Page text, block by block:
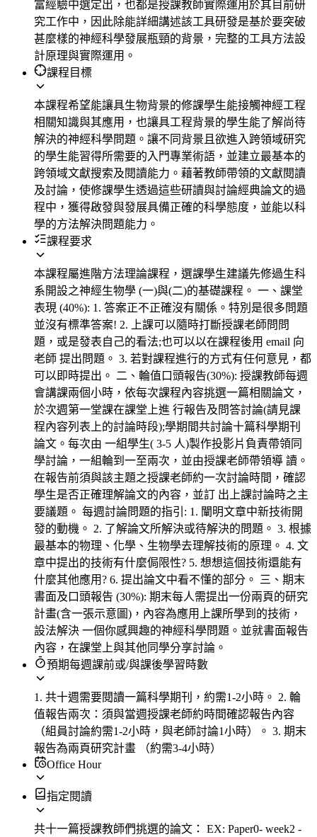
富經驗中選定出，也都是授課教師實際運用於其目前研
究工作中，因此除能詳細講述該工具研發是基於要突破
甚麼樣的神經科學發展瓶頸的背景，完整的工具方法設
計原理與實際運用。
課程目標
本課程希望能讓具生物背景的修課學生能接觸神經工程
相關知識與其應用，也讓具工程背景的學生能了解尚待
解決的神經科學問題。讓不同背景且欲進入跨領域研究
的學生能習得所需要的入門專業術語，並建立最基本的
跨領域文獻搜索及閱讀能力。藉著教師帶領的文獻閱讀
及討論，使修課學生透過這些研讀與討論經典論文的過
程中，獲得啟發與發展具備正確的科學態度，並能以科
學的方法解決問題能力。
課程要求
本課程屬進階方法理論課程，選課學生建議先修過生科
系開設之神經生物學 (一)與(二)的基礎課程。 一、課堂
表現 (40%): 1. 答案正不正確沒有關係。特別是很多問題
並沒有標準答案! 2. 上課可以隨時打斷授課老師問問
題，或是發表自己的看法;也可以以在課程後用 email 向
老師 提出問題。 3. 若對課程進行的方式有任何意見，都
可以即時提出。 二、輪值口頭報告(30%): 授課教師每週
會講課兩個小時，依每次課程內容挑選一篇相關論文，
於次週第一堂課在課堂上進 行報告及問答討論(請見課
程內容列表上的討論時段);學期間共討論十篇科學期刊
論文。每次由 一組學生( 3-5 人)製作投影片負責帶領同
學討論，一組輪到一至兩次，並由授課老師帶領導 讀。
在報告前須與該主題之授課老師約一次討論時間，確認
學生是否正確理解論文的內容，並訂 出上課討論時之主
要議題。 每週討論問題的指引: 1. 闡明文章中新技術開
發的動機。 2. 了解論文所解決或待解決的問題。 3. 根據
最基本的物理、化學、生物學去理解技術的原理。 4. 文
章中提出的技術有什麼侷限性? 5. 想想這個技術還能有
什麼其他應用? 6. 提出論文中看不懂的部分。 三、期末
書面及口頭報告 (30%): 期末每人需提出一份兩頁的研究
計畫(含一張示意圖)，內容為應用上課所學到的技術，
設法解決 一個你感興趣的神經科學問題。並就書面報告
內容，在課堂上與其他同學分享討論。
預期每週課前或/與課後學習時數
1. 共十週需要閱讀一篇科學期刊，約需1-2小時。 2. 輪
值報告兩次：須與當週授課老師約時間確認報告內容
（組員討論約需1-2小時，與老師討論1小時）。 3. 期末
報告為兩頁研究計畫 （約需3-4小時）
Office Hour
指定閱讀
共十一篇授課教師們挑選的論文： EX: Paper0- week2 -